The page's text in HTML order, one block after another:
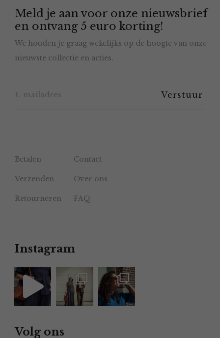
Meld je aan voor onze nieuwsbrief
en ontvang 5 euro korting!
We houden je graag wekelijks op de hoogte van onze
nieuwste collectie en acties.
Betalen Contact
Verzenden Over ons
Retourneren FAQ
Instagram
Volg ons